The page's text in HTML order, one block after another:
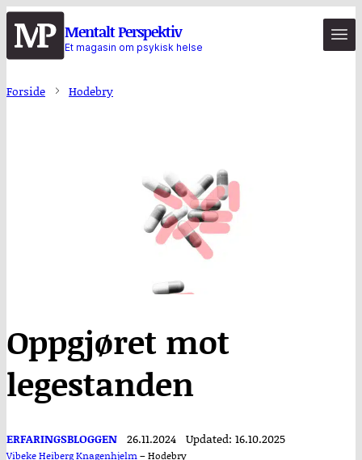
Hopp
til
hovedinnhold
Mentalt Perspektiv
Et magasin om psykisk helse
Forside Hodebry
Oppgjøret mot
legestanden
ERFARINGSBLOGGEN 26.11.2024 Updated: 16.10.2025
Vibeke Heiberg Knagenhjelm–Hodebry